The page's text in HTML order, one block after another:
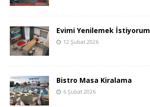
Evimi Yenilemek İstiyorum
12 Şubat 2026
Bistro Masa Kiralama
6 Şubat 2026